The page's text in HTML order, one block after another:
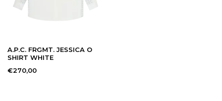
A.P.C. FRGMT. JESSICA O
SHIRT WHITE
€270,00